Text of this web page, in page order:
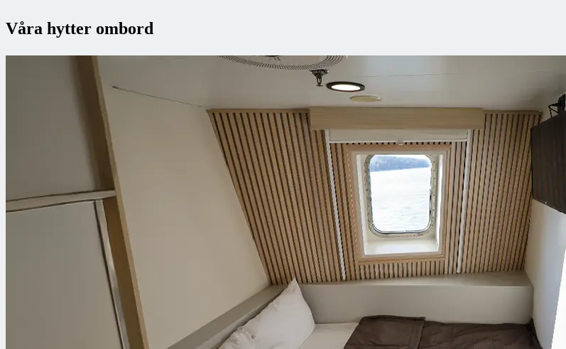
Våra hytter ombord